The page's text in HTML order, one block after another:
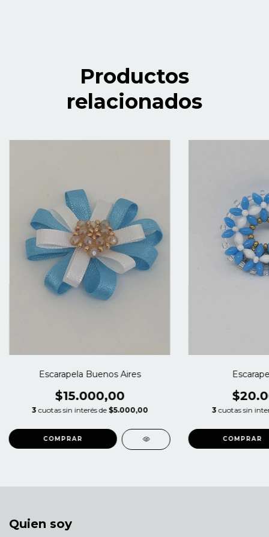
Productos
relacionados
Escarapela Buenos Aires
$15.000,00
3 cuotas sin interés de $5.000,00 3 cuotas sin
Quien soy